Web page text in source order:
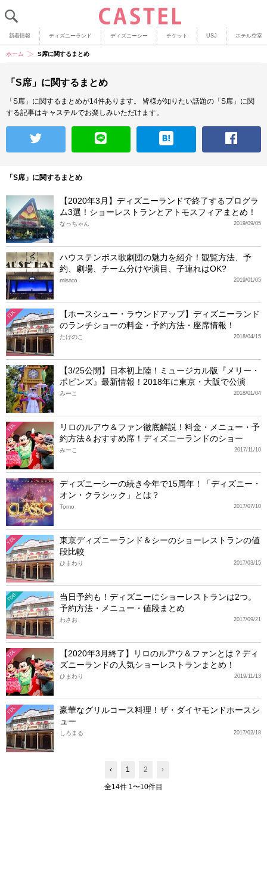
新着情報 ディズニーランド ディズニーシー チケット USJ ホテル空室
ホーム S席に関するまとめ
「S席」に関するまとめ
「S席」に関するまとめが14件あります。
皆様が知りたい話題の「S席」に関
する記事はキャステルでお楽しみいただけます。
「S席」に関するまとめ
【2020年3月】ディズニーランドで終了するプログラ
ム3選！ショーレストランとアトモスフィアまとめ！
2019/09/05
なっちゃん
ハウステンボス歌劇団の魅力を紹介！観覧方法、予
約、劇場、チーム分けや演目、子連れはOK?
2019/01/05
misato
TDL
【ホースシュー・ラウンドアップ】ディズニーランド
のランチショーの料金・予約方法・座席情報！
2018/04/15
たけのこ
【3/25公開】日本初上陸！ミュージカル版『メリー・
ポピンズ』最新情報！2018年に東京・大阪で公演
2018/01/04
みーこ
TDL
リロのルアウ＆ファン徹底解説！料金・メニュー・予
約方法＆おすすめ席！ディズニーランドのショー
2017/11/10
みーこ
ディズニーシーの続き今年で15周年！「ディズニー・
オン・クラシック」とは？
2017/07/10
Tomo
TDL
東京ディズニーランド＆シーのショーレストランの値
段比較
2017/03/15
ひまわり
TDS
当日予約も！ディズニーにショーレストランは2つ。
予約方法・メニュー・値段まとめ
2017/09/21
わさお
TDL
【2020年3月終了】リロのルアウ＆ファンとは？ディ
ズニーランドの人気ショーレストランまとめ！
2019/11/13
ひまわり
TDL
豪華なグリルコース料理！ザ・ダイヤモンドホースシ
ュー
2017/02/18
しろまる
‹ 1 2 ›
全14件 1〜10件目